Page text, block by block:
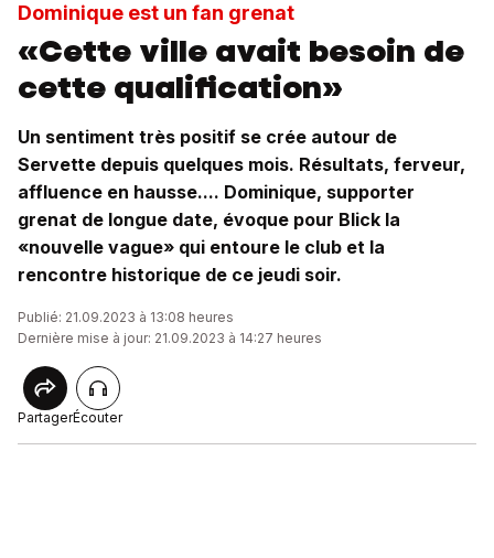
Dominique est un fan grenat
«Cette ville avait besoin de
cette qualification»
Un sentiment très positif se crée autour de
Servette depuis quelques mois. Résultats, ferveur,
affluence en hausse.... Dominique, supporter
grenat de longue date, évoque pour Blick la
«nouvelle vague» qui entoure le club et la
rencontre historique de ce jeudi soir.
Publié: 21.09.2023 à 13:08 heures
Dernière mise à jour: 21.09.2023 à 14:27 heures
PartagerÉcouter